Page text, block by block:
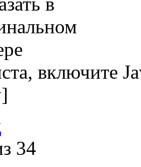
включите
34